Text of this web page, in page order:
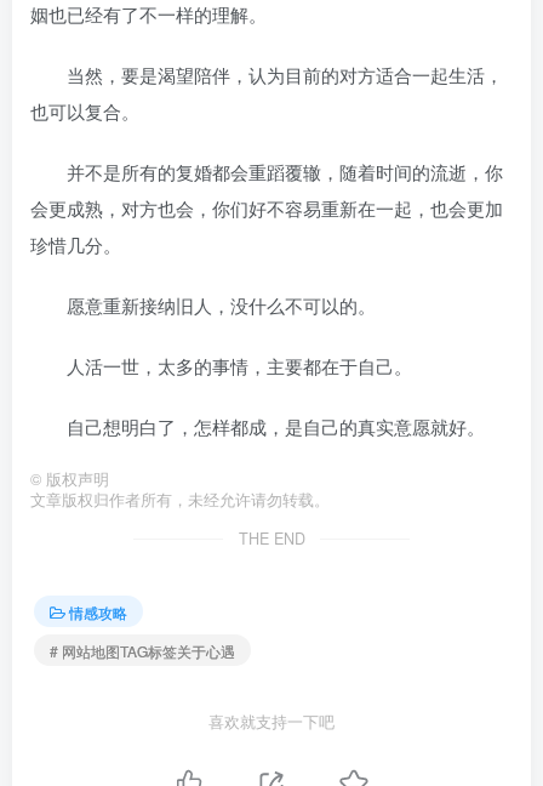
姻也已经有了不一样的理解。
当然，要是渴望陪伴，认为目前的对方适合一起生活，
也可以复合。
并不是所有的复婚都会重蹈覆辙，随着时间的流逝，你
会更成熟，对方也会，你们好不容易重新在一起，也会更加
珍惜几分。
愿意重新接纳旧人，没什么不可以的。
人活一世，太多的事情，主要都在于自己。
自己想明白了，怎样都成，是自己的真实意愿就好。
© 版权声明
文章版权归作者所有，未经允许请勿转载。
THE END
情感攻略
# 网站地图TAG标签关于心遇
喜欢就支持一下吧